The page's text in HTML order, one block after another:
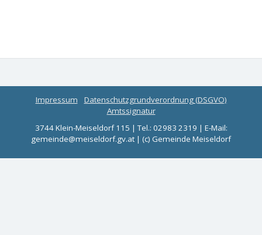
Impressum
Datenschutzgrundverordnung (DSGVO)
Amtssignatur
3744 Klein-Meiseldorf 115 | Tel.: 02983 2319 | E-Mail:
gemeinde@meiseldorf.gv.at | (c) Gemeinde Meiseldorf